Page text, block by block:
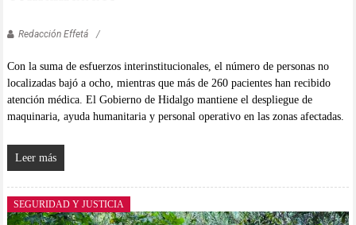
Redacción Effetá
Con la suma de esfuerzos interinstitucionales, el número de personas no
localizadas bajó a ocho, mientras que más de 260 pacientes han recibido
atención médica. El Gobierno de Hidalgo mantiene el despliegue de
maquinaria, ayuda humanitaria y personal operativo en las zonas afectadas.
Leer más
SEGURIDAD Y JUSTICIA